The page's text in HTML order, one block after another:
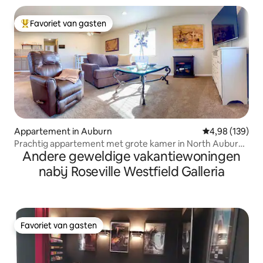
Topfavoriet van gasten
Favoriet van gasten
Appartement in Auburn Gemiddelde
4,98 (139)
Prachtig appartement met grote kamer in North Auburn
Ca.Andere geweldige vakantiewoningen
nabij Roseville Westfield Galleria
Favoriet van gasten
Favoriet van gasten